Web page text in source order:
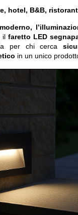
hotel, B&B,
, il faretto LED
per chi cerca
in un unico